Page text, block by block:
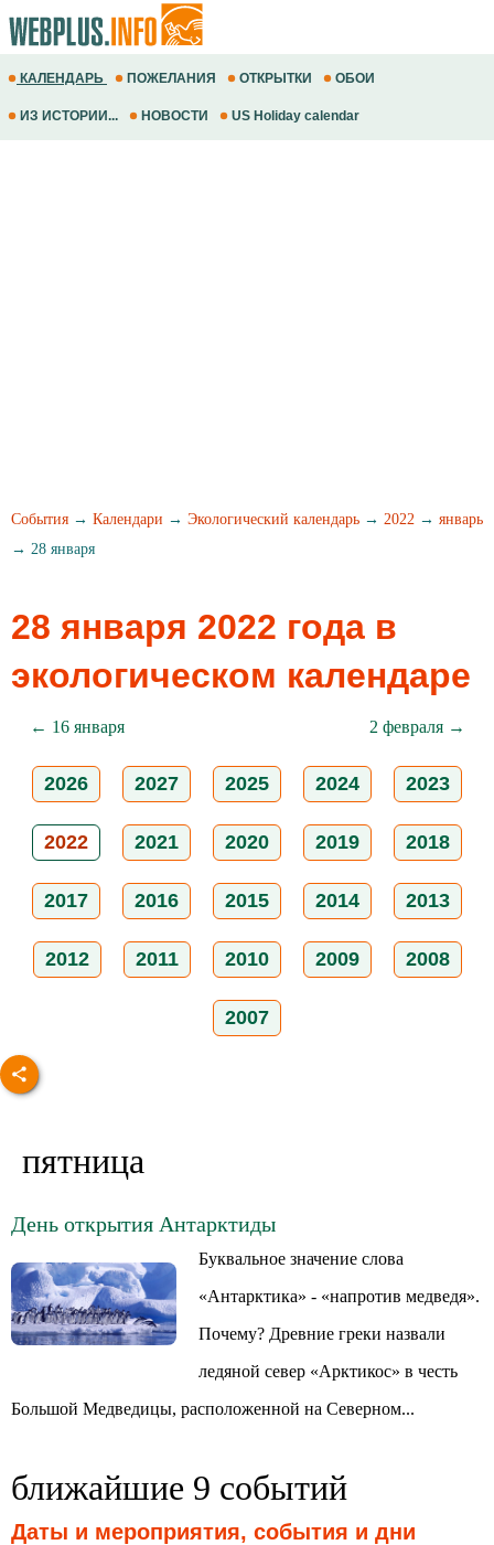
КАЛЕНДАРЬ ПОЖЕЛАНИЯ ОТКРЫТКИ ОБОИ
ИЗ ИСТОРИИ... НОВОСТИ US Holiday calendar
События → Календари → Экологический календарь → 2022 → январь
→ 28 января
28 января 2022 года в
экологическом календаре
← 16 января 2 февраля →
2026 2027 2025 2024 2023
2022 2021 2020 2019 2018
2017 2016 2015 2014 2013
2012 2011 2010 2009 2008
2007
пятница
День открытия Антарктиды
Буквальное значение слова
«Антарктика» - «напротив медведя».
Почему? Древние греки назвали
ледяной север «Арктикос» в честь
Большой Медведицы, расположенной на Северном...
ближайшие 9 событий
Даты и мероприятия, события и дни